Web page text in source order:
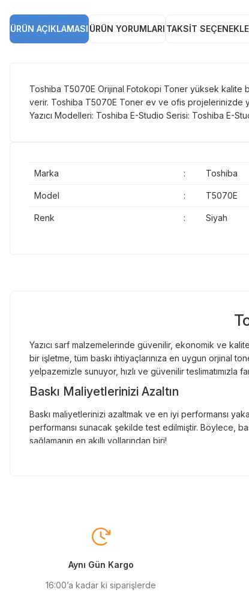
ÜRÜN AÇIKLAMASI ÜRÜN YORUMLARI TAKSIT
Toshiba T5070E Orijinal Fotokopi Toner yüksek kalite
verir. Toshiba T5070E Toner ev ve ofis projelerinizde
Yazıcı Modelleri: Toshiba E-Studio Serisi: Toshiba E-
Marka : Toshiba
Model : T5070E
Renk : Siyah
Yazıcı sarf malzemelerinde güvenilir, ekonomik ve
bir işletme, tüm baskı ihtiyaçlarınıza en uygun orjinal
yelpazemizle sunuyor, hızlı ve güvenilir teslimatımızla
Baskı Maliyetlerinizi Azaltın
Baskı maliyetlerinizi azaltmak ve en iyi performansı
performansı sunacak şekilde test edilmiştir. Böylece,
sağlamanın en akıllı yollarından biri!
Maliyetleri düşürmek isteyen kullanıcılar için muadil
Orjinal Mürekkep ile Canlı Baskılar
Aynı Gün Kargo
16:00’a kadar ki siparişlerde